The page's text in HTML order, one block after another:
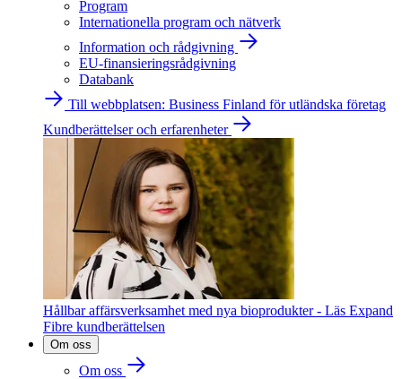
Program
Internationella program och nätverk
Information och rådgivning
EU-finansieringsrådgivning
Databank
Till webbplatsen: Business Finland för utländska företag
Kundberättelser och erfarenheter
Hållbar affärsverksamhet med nya bioprodukter - Läs Expand
Fibre kundberättelsen
Om oss
Om oss